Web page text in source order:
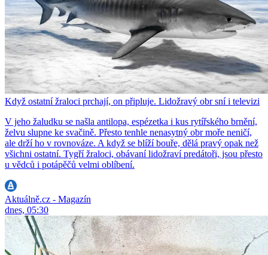
Když ostatní žraloci prchají, on připluje. Lidožravý obr sní i televizi
V jeho žaludku se našla antilopa, espézetka i kus rytířského brnění,
želvu slupne ke svačině. Přesto tenhle nenasytný obr moře neničí,
ale drží ho v rovnováze. A když se blíží bouře, dělá pravý opak než
všichni ostatní. Tygří žraloci, obávaní lidožraví predátoři, jsou přesto
u vědců i potápěčů velmi oblíbení.
Aktuálně.cz - Magazín
dnes, 05:30